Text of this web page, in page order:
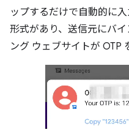
ップするだけで自動的に
形式があり、送信元にバ
ング ウェブサイトが OTP